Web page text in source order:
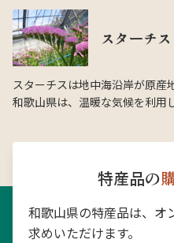
スターチ
スターチスは地中海沿岸が原産
和歌山県は、温暖な気候を利用
特産品の
和歌山県の特産品は、オ
求めいただけます。